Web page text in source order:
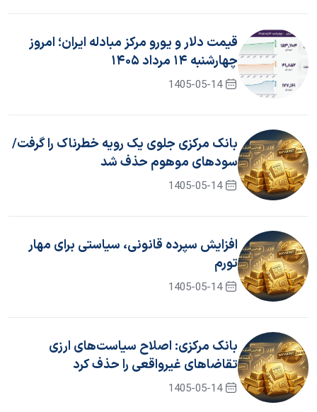
قیمت دلار و یورو مرکز مبادله ایران؛ امروز
چهارشنبه ۱۴ مرداد ۱۴۰۵
1405-05-14
بانک مرکزی جلوی یک رویه خطرناک را گرفت/
سود‌های موهوم حذف شد
1405-05-14
افزایش سپرده قانونی، سیاستی برای مهار
تورم
1405-05-14
بانک مرکزی: اصلاح سیاست‌های ارزی
تقاضاهای غیرواقعی را حذف کرد
1405-05-14